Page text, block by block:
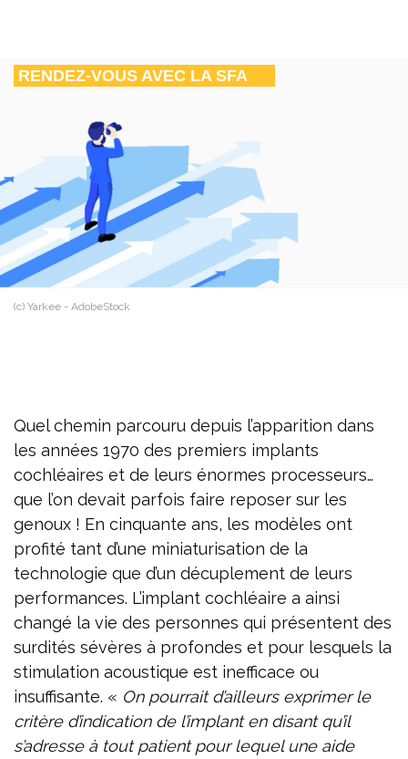
RENDEZ-VOUS AVEC LA SFA
(c) Yarkee - AdobeStock
Quel chemin parcouru depuis l’apparition dans
les années 1970 des premiers implants
cochléaires et de leurs énormes processeurs…
que l’on devait parfois faire reposer sur les
genoux ! En cinquante ans, les modèles ont
profité tant d’une miniaturisation de la
technologie que d’un décuplement de leurs
performances. L’implant cochléaire a ainsi
changé la vie des personnes qui présentent des
surdités sévères à profondes et pour lesquels la
stimulation acoustique est inefficace ou
insuffisante. « On pourrait d’ailleurs exprimer le
critère d’indication de l’implant en disant qu’il
s’adresse à tout patient pour lequel une aide